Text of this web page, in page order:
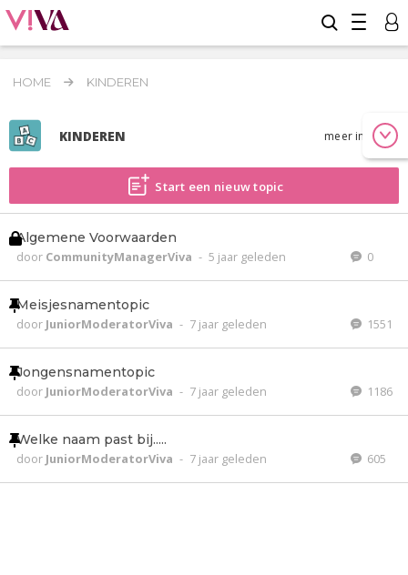
HOME KINDEREN
KINDEREN meer info
Start een nieuw topic
Algemene Voorwaarden
door CommunityManagerViva - 5 jaar geleden 0
Meisjesnamentopic
door JuniorModeratorViva - 7 jaar geleden 1551
Jongensnamentopic
door JuniorModeratorViva - 7 jaar geleden 1186
Welke naam past bij.....
door JuniorModeratorViva - 7 jaar geleden 605